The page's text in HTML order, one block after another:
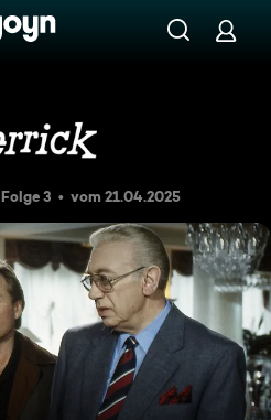
Melodie des Todes
Folge 3 vom 21.04.2025